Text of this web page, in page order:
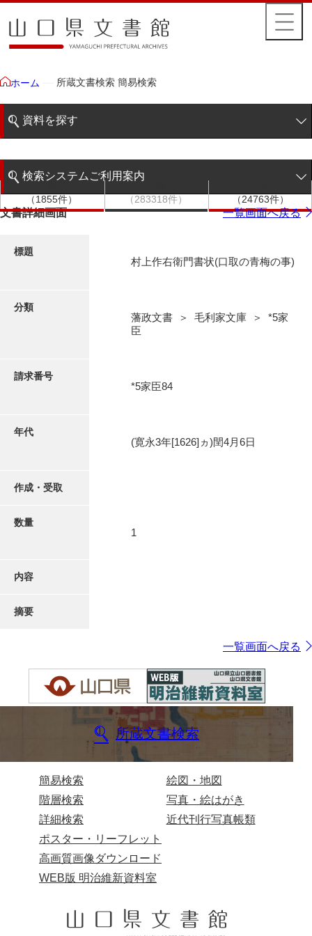
ホーム 所蔵文書検索 簡易検索
資料を探す
階層検索
写真・絵はがき
検索システムご利用案内
検索システムの利用について
（1855件）
（283318件）
（24763件）
文書詳細画面 一覧画面へ戻る
標題
村上作右衛門書状(口取の青梅の事)
分類
藩政文書 ＞ 毛利家文庫 ＞ *5家
臣
請求番号
*5家臣84
年代
(寛永3年[1626]ヵ)閏4月6日
作成・受取
数量
1
内容
摘要
一覧画面へ戻る
所蔵文書検索
簡易検索
階層検索
詳細検索
絵図・地図
写真・絵はがき
近代刊行写真帳類
ポスター・リーフレット
高画質画像ダウンロード
WEB版 明治維新資料室